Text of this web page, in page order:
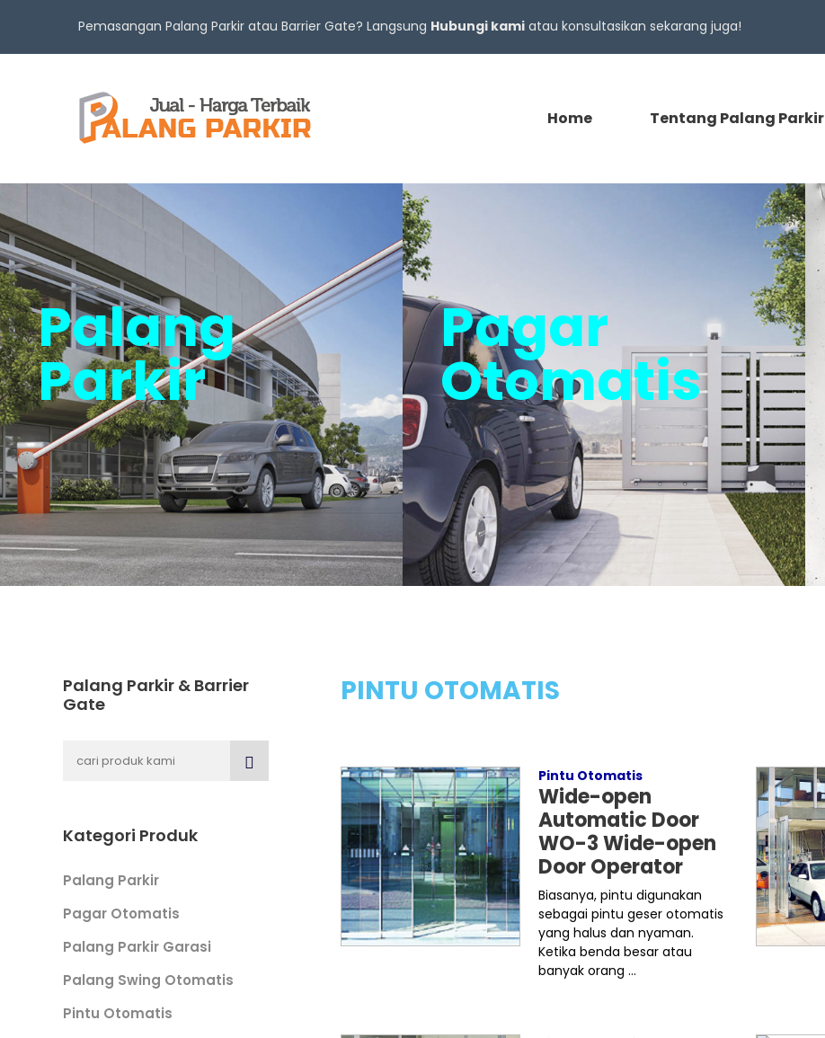
Pemasangan Palang Parkir atau Barrier Gate? Langsung Hubungi kami atau konsultasikan sekarang juga!
Home Tentang Palang Parkir
Palang
Parkir
Pagar
Otomatis
Palang Parkir & Barrier
Gate
Kategori Produk
Palang Parkir
Pagar Otomatis
Palang Parkir Garasi
Palang Swing Otomatis
Pintu Otomatis
PINTU OTOMATIS
Pintu Otomatis
Wide-open
Automatic Door
WO-3 Wide-open
Door Operator
Biasanya, pintu digunakan
sebagai pintu geser otomatis
yang halus dan nyaman.
Ketika benda besar atau
banyak orang ...